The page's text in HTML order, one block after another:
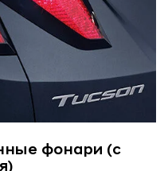
фонари (с